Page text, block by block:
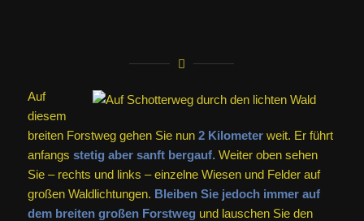
Auf
diesem
breiten Forstweg gehen Sie nun 2 Kilometerweit. Er führt
anfangs stetig aber sanft bergauf. Weiter oben sehen
Sie – rechts und links – einzelne Wiesen und Felder auf
großen Waldlichtungen. Bleiben Sie jedoch immer auf
dem breiten großen Forstweg und lauschen Sie den